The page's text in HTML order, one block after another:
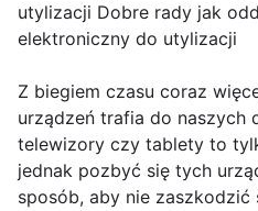
utylizacji Dobre rady jak
elektroniczny do utylizacji
Z biegiem czasu coraz
urządzeń trafia do naszych
telewizory czy tablety to
jednak pozbyć się tych
sposób, aby nie